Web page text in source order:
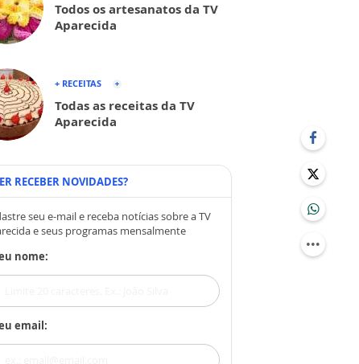
Todos os artesanatos da TV
Aparecida
+ RECEITAS
Todas as receitas da TV
Aparecida
RECEBER NOVIDADES?
seu e-mail e receba notícias sobre a TV
e seus programas mensalmente
nome:
email: